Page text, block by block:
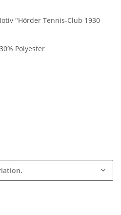
"Hörder Tennis-Club 1930
Polyester